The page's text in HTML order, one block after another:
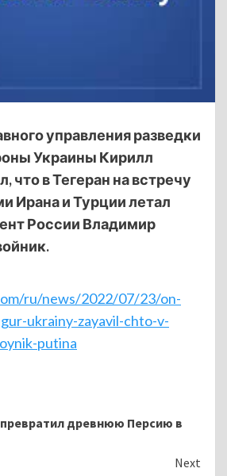
управления разведки
Украины Кирилл
что в Тегеран на встречу
Ирана и Турции летал
России Владимир
ru/news/2022/07/23/on-
ukrainy-zayavil-chto-v-
putina
древнюю Персию в
Next